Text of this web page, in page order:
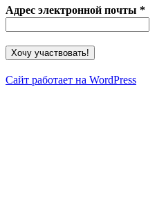
Адрес электронной почты *
Сайт работает на WordPress